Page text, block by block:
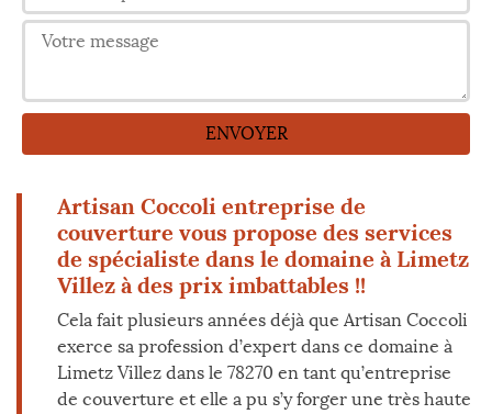
Artisan Coccoli entreprise de
couverture vous propose des services
de spécialiste dans le domaine à Limetz
Villez à des prix imbattables !!
Cela fait plusieurs années déjà que Artisan Coccoli
exerce sa profession d’expert dans ce domaine à
Limetz Villez dans le 78270 en tant qu’entreprise
de couverture et elle a pu s’y forger une très haute